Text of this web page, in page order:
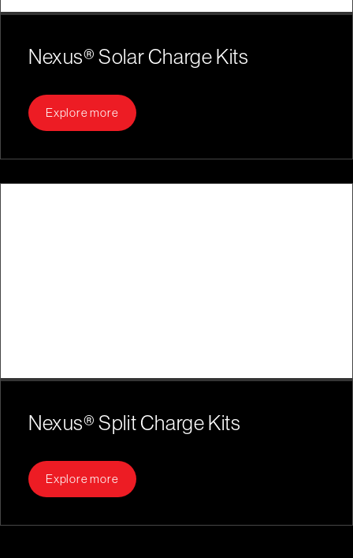
Nexus® Solar Charge Kits
Explore more
Nexus® Split Charge Kits
Explore more